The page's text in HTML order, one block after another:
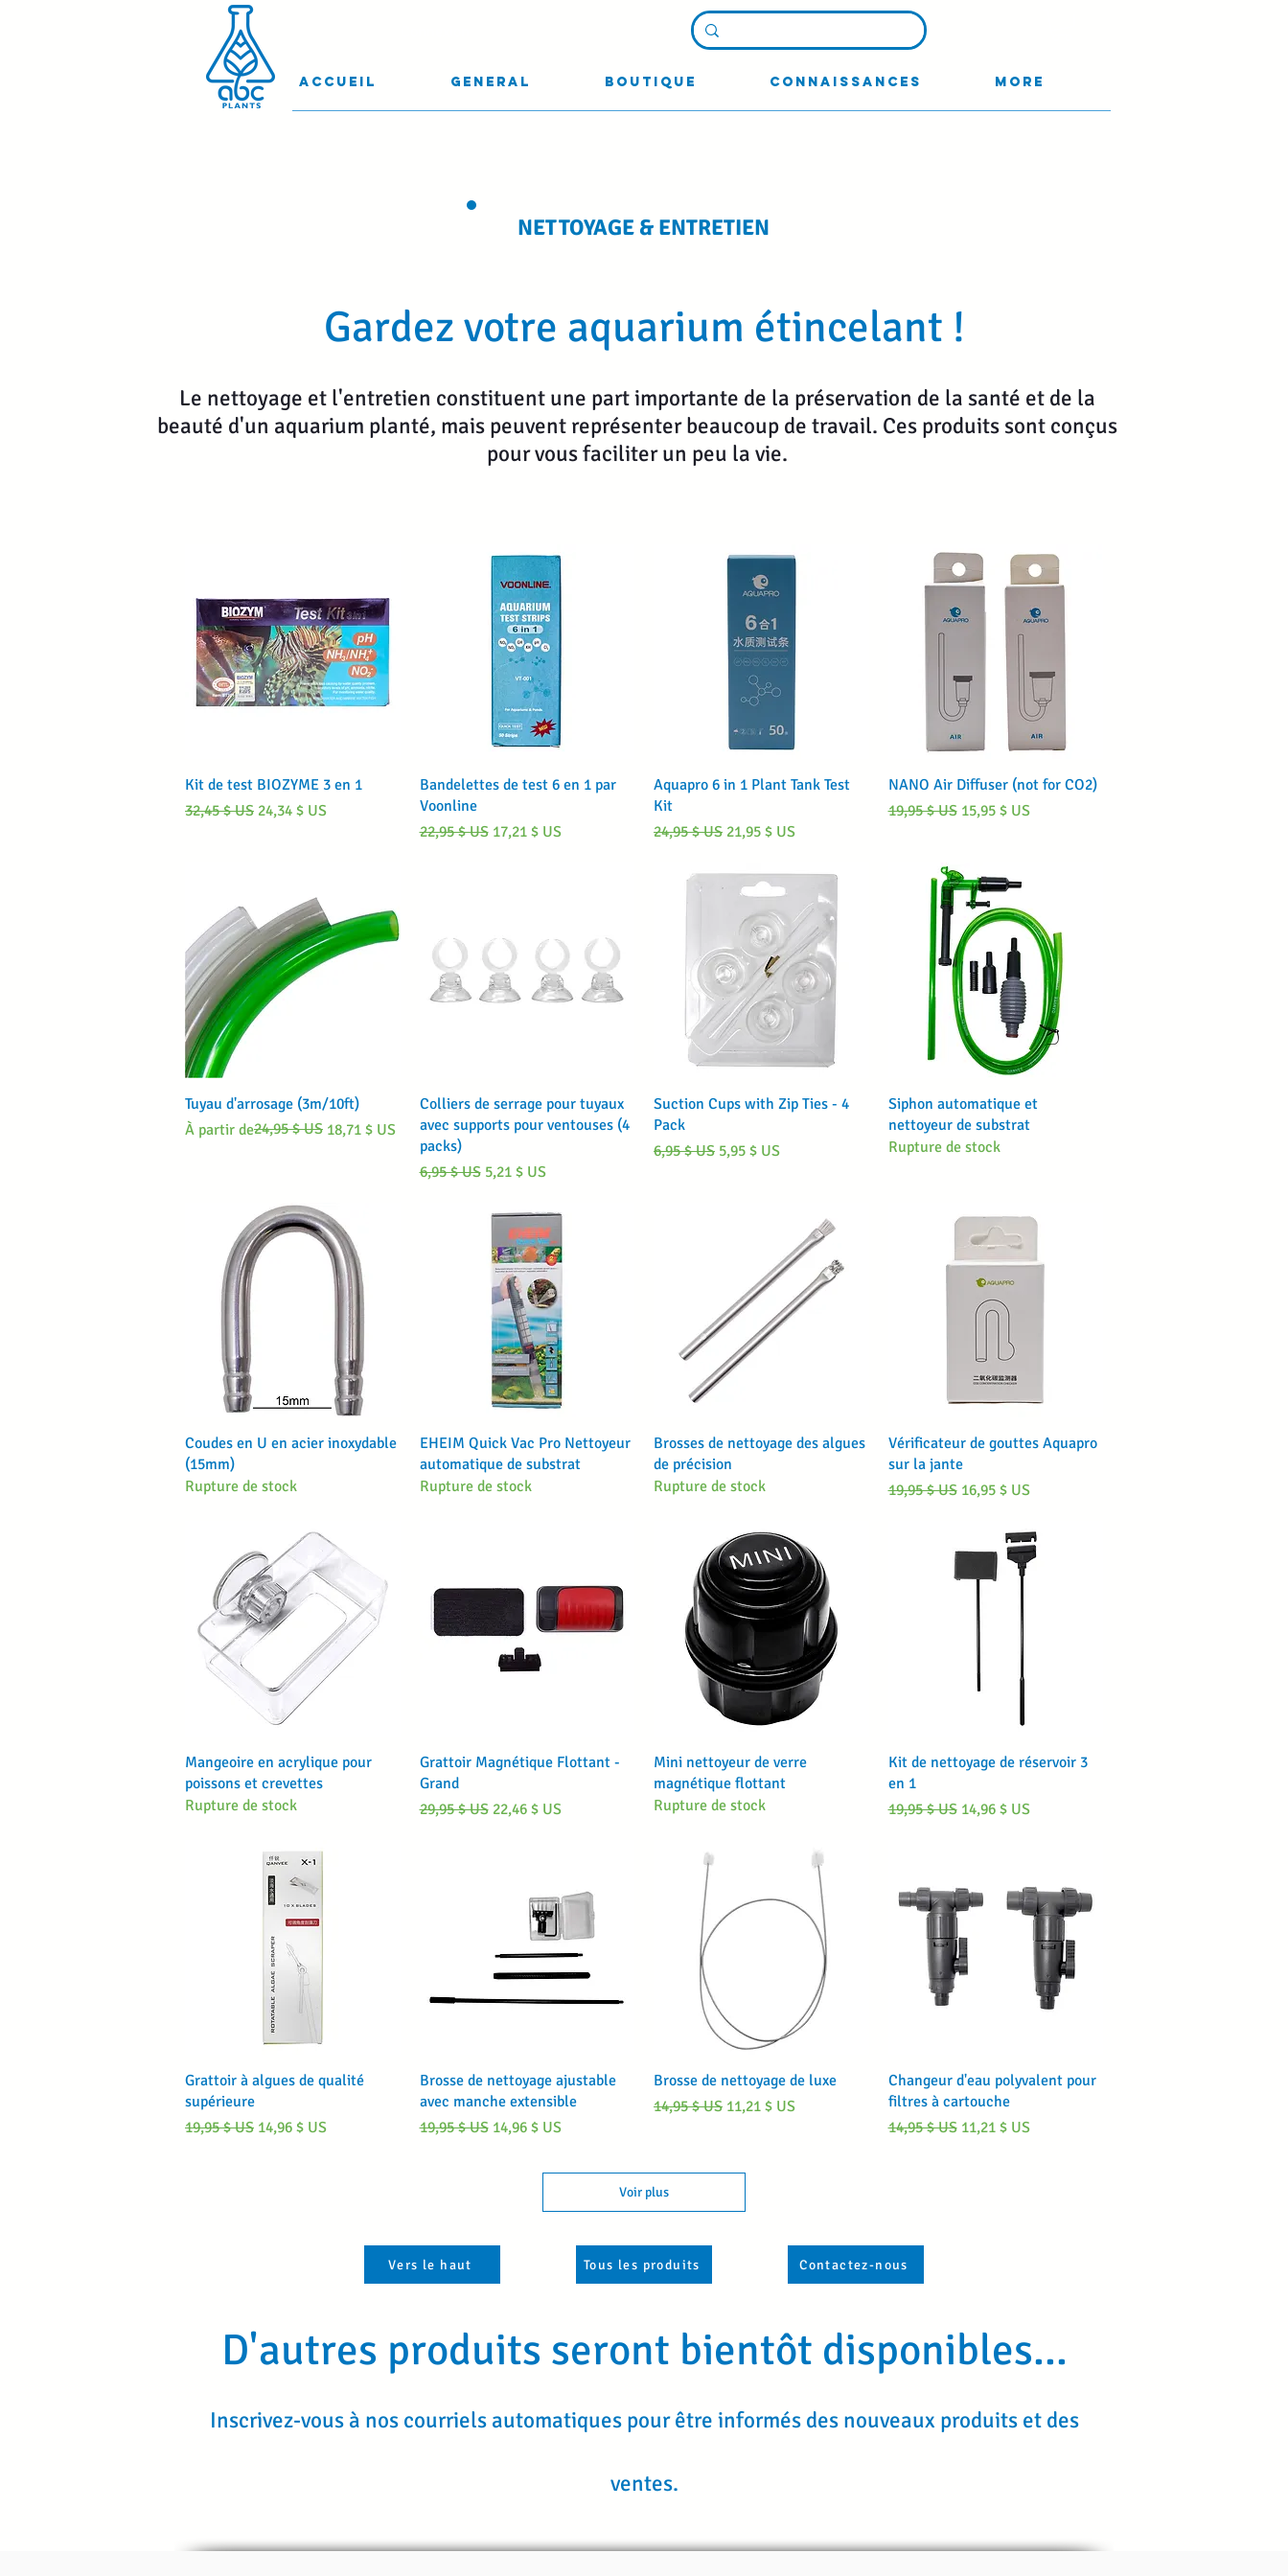
Accueil General Boutique Connaissances More
NETTOYAGE & ENTRETIEN
Gardez votre aquarium étincelant !
Le nettoyage et l'entretien constituent une part importante de la préservation de la santé et de la
beauté d'un aquarium planté, mais peuvent représenter beaucoup de travail. Ces produits sont conçus
pour vous faciliter un peu la vie.
Aperçu rapide
Kit de test BIOZYME 3 en 1
Prix original
32,45 $ US Prix promotionnel
24,34 $ US
Aperçu rapide
Bandelettes de test 6 en 1 par
Voonline
Prix original
22,95 $ US Prix promotionnel
17,21 $ US
Aperçu rapide
Aquapro 6 in 1 Plant Tank Test
Kit
Prix original
24,95 $ US Prix promotionnel
21,95 $ US
Aperçu rapide
NANO Air Diffuser (not for CO2)
Prix original
19,95 $ US Prix promotionnel
15,95 $ US
Aperçu rapide
Tuyau d'arrosage (3m/10ft)
À partir de
Prix original24,95 $ US 18,71 $ US
Prix promotionnel
Aperçu rapide
Colliers de serrage pour tuyaux
avec supports pour ventouses (4
packs)
Prix original
6,95 $ US Prix promotionnel
5,21 $ US
Aperçu rapide
Suction Cups with Zip Ties - 4
Pack
Prix original
6,95 $ US Prix promotionnel
5,95 $ US
Aperçu rapide
Siphon automatique et
nettoyeur de substrat
Rupture de stock
Aperçu rapide
Coudes en U en acier inoxydable
(15mm)
Rupture de stock
Aperçu rapide
EHEIM Quick Vac Pro Nettoyeur
automatique de substrat
Rupture de stock
Aperçu rapide
Brosses de nettoyage des algues
de précision
Rupture de stock
Aperçu rapide
Vérificateur de gouttes Aquapro
sur la jante
Prix original
19,95 $ US Prix promotionnel
16,95 $ US
Aperçu rapide
Mangeoire en acrylique pour
poissons et crevettes
Rupture de stock
Aperçu rapide
Grattoir Magnétique Flottant -
Grand
Prix original
29,95 $ US Prix promotionnel
22,46 $ US
Aperçu rapide
Mini nettoyeur de verre
magnétique flottant
Rupture de stock
Aperçu rapide
Kit de nettoyage de réservoir 3
en 1
Prix original
19,95 $ US Prix promotionnel
14,96 $ US
Aperçu rapide
Grattoir à algues de qualité
supérieure
Prix original
19,95 $ US Prix promotionnel
14,96 $ US
Aperçu rapide
Brosse de nettoyage ajustable
avec manche extensible
Prix original
19,95 $ US Prix promotionnel
14,96 $ US
Aperçu rapide
Brosse de nettoyage de luxe
Prix original
14,95 $ US Prix promotionnel
11,21 $ US
Aperçu rapide
Changeur d'eau polyvalent pour
filtres à cartouche
Prix original
14,95 $ US Prix promotionnel
11,21 $ US
Voir plus
Vers le haut Tous les produits Contactez-nous
D'autres produits seront bientôt disponibles...
Inscrivez-vous à nos courriels automatiques pour être informés des nouveaux produits et des
ventes.